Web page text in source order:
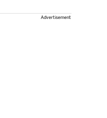
Advertisement